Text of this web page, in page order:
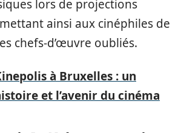
lors de projections
ainsi aux cinéphiles de
chefs-d’œuvre oubliés.
à Bruxelles : un
et l’avenir du cinéma